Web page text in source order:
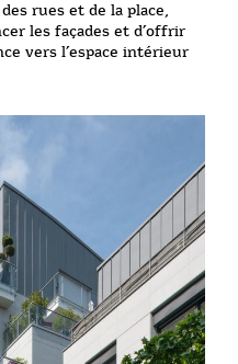
rues et de la place,
les façades et d’offrir
vers l’espace intérieur